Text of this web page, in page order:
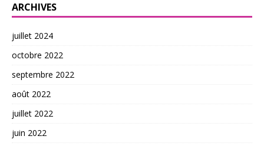
ARCHIVES
juillet 2024
octobre 2022
septembre 2022
août 2022
juillet 2022
juin 2022